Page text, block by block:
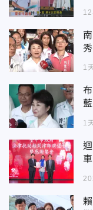
12
1
1